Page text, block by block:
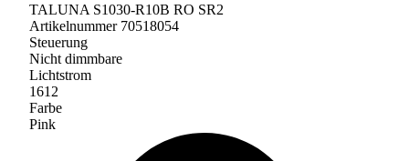
TALUNA S1030-R10B RO SR2
Artikelnummer 70518054
Steuerung
Nicht dimmbare
Lichtstrom
1612
Farbe
Pink